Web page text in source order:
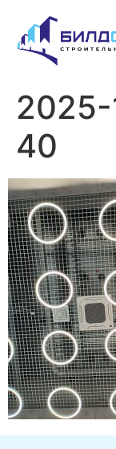
40